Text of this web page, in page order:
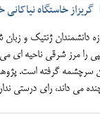
گریزاز خاستگاه نیاکانی
دانشمندان ژنتیک و
را مرز شرقی ناحیه ای
می داند، رای درستی